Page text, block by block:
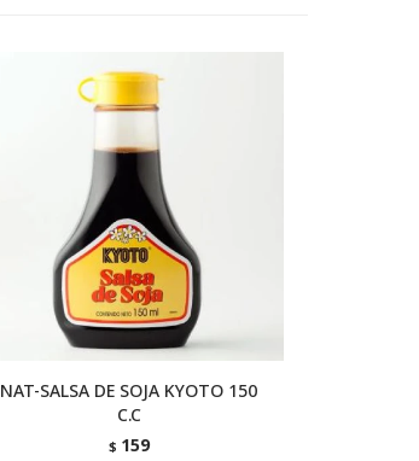
NAT-SALSA DE SOJA KYOTO 150
C.C
$ 159